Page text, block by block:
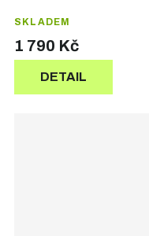
SKLADEM
1 790 Kč
DETAIL